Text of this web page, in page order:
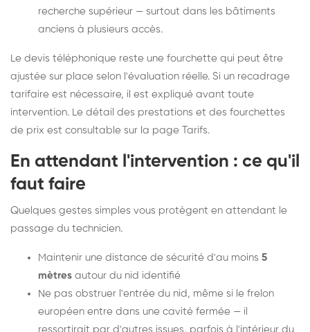
recherche supérieur — surtout dans les bâtiments
anciens à plusieurs accès.
Le devis téléphonique reste une fourchette qui peut être
ajustée sur place selon l'évaluation réelle. Si un recadrage
tarifaire est nécessaire, il est expliqué avant toute
intervention. Le détail des prestations et des fourchettes
de prix est consultable sur la page Tarifs.
En attendant l'intervention : ce qu'il
faut faire
Quelques gestes simples vous protègent en attendant le
passage du technicien.
Maintenir une distance de sécurité d'au moins 5
mètres autour du nid identifié
Ne pas obstruer l'entrée du nid, même si le frelon
européen entre dans une cavité fermée — il
ressortirait par d'autres issues, parfois à l'intérieur du